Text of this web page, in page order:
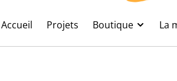
Accueil Projets Boutique La